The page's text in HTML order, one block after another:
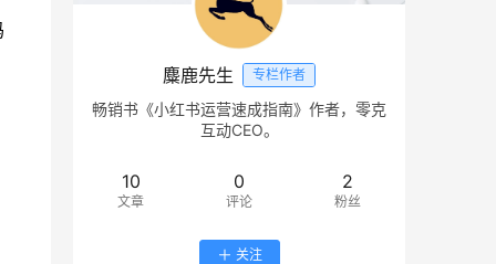
麋鹿先生 专栏作者
畅销书《小红书运营速成指南》作者，零克
互动CEO。
10
文章
0
评论
2
粉丝
关注